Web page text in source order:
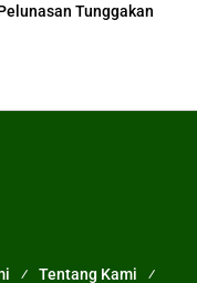
Tunggakan
Tentang Kami